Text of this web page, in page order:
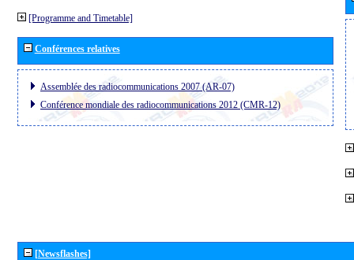
[Programme and Timetable]
Conférences relatives
Assemblée des radiocommunications 2007 (AR-07)
Conférence mondiale des radiocommunications 2012 (CMR-12)
[Newsflashes]